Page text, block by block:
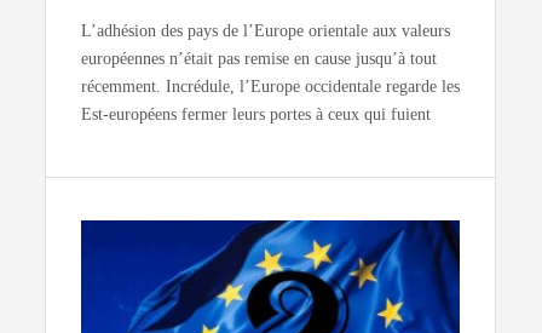
L’adhésion des pays de l’Europe orientale aux valeurs
européennes n’était pas remise en cause jusqu’à tout
récemment. Incrédule, l’Europe occidentale regarde les
Est-européens fermer leurs portes à ceux qui fuient